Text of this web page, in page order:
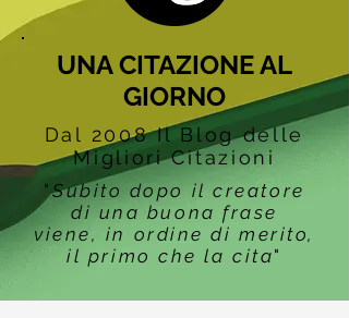
UNA CITAZIONE AL
GIORNO
Dal 2008 Il Blog delle
Migliori Citazioni
"Subito dopo il creatore
di una buona frase
viene, in ordine di merito,
il primo che la cita"